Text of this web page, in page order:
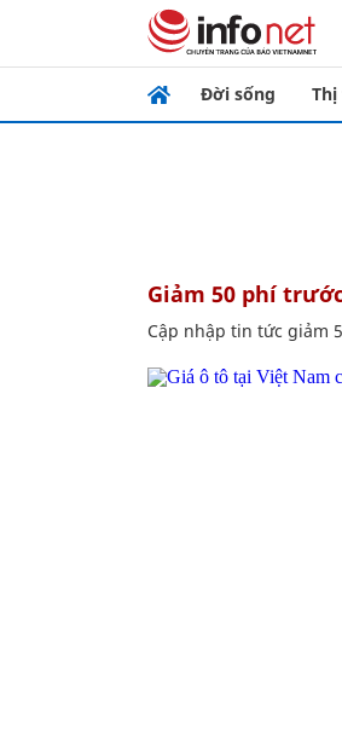
Đời sống
giảm 50 phí
Cập nhập tin tức giảm